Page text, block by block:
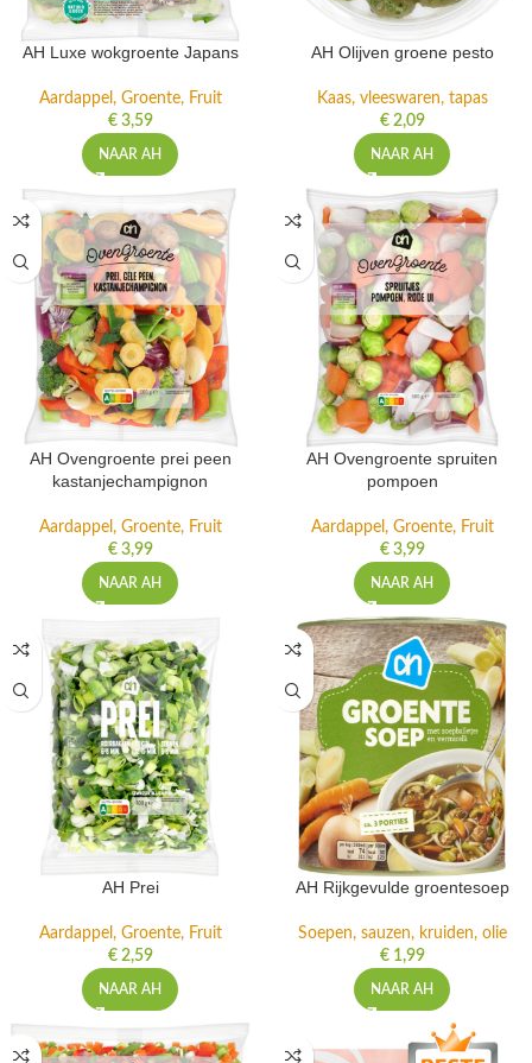
AH Luxe wokgroente Japans
Aardappel, Groente, Fruit
€3,59
NAAR AH
AH Olijven groene pesto
Kaas, vleeswaren, tapas
€2,09
NAAR AH
AH Ovengroente prei peen
kastanjechampignon
Aardappel, Groente, Fruit
€3,99
NAAR AH
AH Ovengroente spruiten
pompoen
Aardappel, Groente, Fruit
€3,99
NAAR AH
AH Prei
Aardappel, Groente, Fruit
€2,59
NAAR AH
AH Rijkgevulde groentesoep
Soepen, sauzen, kruiden, olie
€1,99
NAAR AH